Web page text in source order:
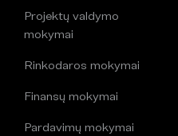
Projektų valdymo
mokymai
Rinkodaros mokymai
Finansų mokymai
Pardavimų mokymai